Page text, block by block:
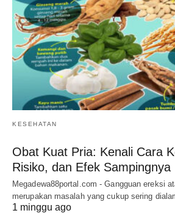
KESEHATAN
Obat Kuat Pria: Kenali Cara
Risiko, dan Efek Sampingnya
Megadewa88portal.com - Gangguan ereksi
merupakan masalah yang cukup sering
1 minggu ago